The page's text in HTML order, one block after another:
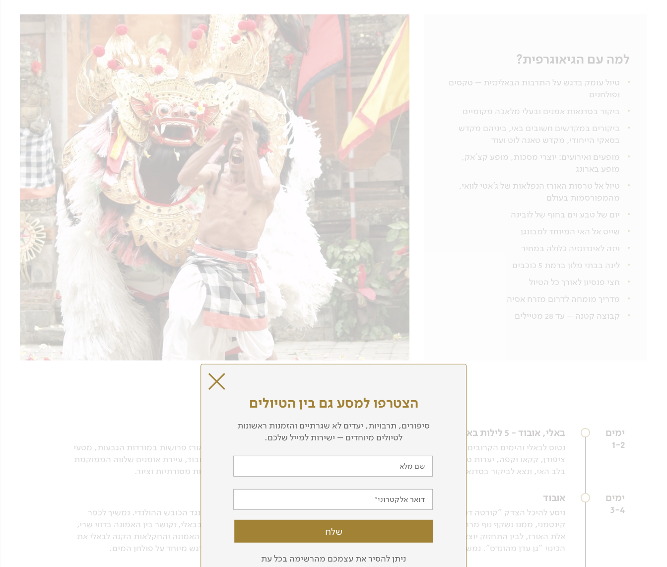
למה עם הגיאוגרפית?
טיול עומק בדגש על התרבות הבאלינזית – טקסים
ופולחנים
ביקור בסדנאות אמנים ובעלי מלאכה מקומיים
ביקורים במקדשים חשובים באי, ביניהם מקדש
בסאקי הייחודי, מקדש טאנה לוט ועוד
מופעים ואירועים: יוצרי מסכות, מופע קצ’אק,
מופע בארונג
טיול אל טרסות האורז הנפלאות של ג’אטי לוואי,
מהמפורסמות בעולם
יום של טבע וים בחוף של לובינה
שייט אל האי המיוחד למבונגן
ויזה לאינדונזיה כלולה במחיר
לינה בבתי מלון ברמת 5 כוכבים
חצי פנסיון לאורך כל הטיול
מדריך מומחה לדרום מזרח אסיה
קבוצה קטנה – עד 28 מטיילים
מסלול הטיול
ימים
1-2
באלי, אובוד - 5 לילות באובוד במלון מפנק
נטוס לבאלי והימים הקרובים ייוחדו להיכרות עם באלי, המעבדה האנתרופולוגית המרתקת בעולם. טרסות אורז פרושות במורדות הגבעות, מטעי
ציפורן, קקאו וקפה, יערות טרופיים מוריקים, הרי געש נישאים וחופים לבנים של האוקינוס ההודי. נצפין לאובוד, עיירת אומנים שלווה הממוקמת
בלב האי, ונצא לביקור בסדנאות האמנים ובעלי המלאכה המקומיים, המתמחים בגילוף בעץ, צורפות, מסיכות מסורתיות וציור.
ימים
3-4
אובוד
ניסע להיכל הצדק "קורטה דסה" בקלונג-קונג, הבירה המאוחדת של באלי, זירת ההתאבדות של הבלינזים כנגד הכובש ההולנדי. נמשיך לכפר
קינטמני, ממנו נשקף נוף מרהיב של אגם בטור, שנוצר בלב קלדרה געשית. נלמד על המארג המרתק הקיים בבאלי, וקושר בין האמונה בדווי שרי,
אלת האורז, לבין התחזוק יוצא הדופן של תעלות המים וחקלאות השלחין האינטנסיבית שבמקום. הקשר בין האמונה והחקלאות הקנה לבאלי את
הכינוי "גן עדן מהונדס". נמשיך אל מקדש טמפק סירין, מקדש בן 1000 שנים שנבנה על מעיין קדוש, השם דגש מיוחד על פולחן המים.
הצטרפו למסע גם בין הטיולים
סיפורים, תרבויות, יעדים לא שגרתיים והזמנות ראשונות
לטיולים מיוחדים – ישירות למייל שלכם.
שם מלא
דואר אלקטרוני
ניתן להסיר את עצמכם מהרשימה בכל עת